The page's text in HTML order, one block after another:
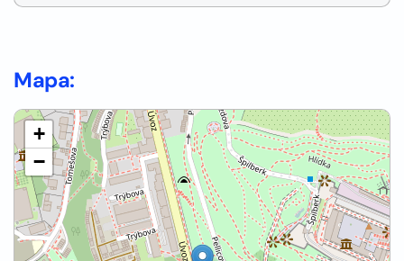
Mapa:
+
−